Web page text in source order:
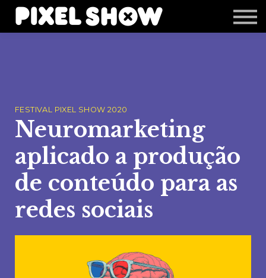
Shop
Revista Zupi
FESTIVAL PIXEL SHOW 2020
Neuromarketing
aplicado a produção
de conteúdo para as
redes sociais